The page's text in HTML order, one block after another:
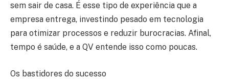
sem sair de casa. É esse tipo de experiência que a
empresa entrega, investindo pesado em tecnologia
para otimizar processos e reduzir burocracias. Afinal,
tempo é saúde, e a QV entende isso como poucas.
Os bastidores do sucesso